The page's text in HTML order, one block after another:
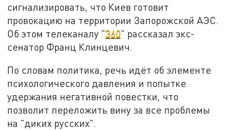
сигнализировать, что Киев готовит
провокацию на территории Запорожской АЭС.
Об этом телеканалу "360" рассказал экс-
сенатор Франц Клинцевич.
По словам политика, речь идёт об элементе
психологического давления и попытке
удержания негативной повестки, что
позволит переложить вину за все проблемы
на "диких русских".